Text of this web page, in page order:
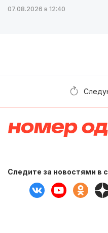
07.08.2026 в 12:40
Следите за новостями в